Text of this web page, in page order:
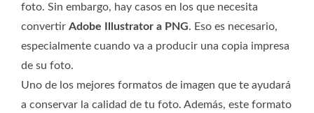
foto. Sin embargo, hay casos en los que necesita
convertir Adobe Illustrator a PNG. Eso es necesario,
especialmente cuando va a producir una copia impresa
de su foto.
Uno de los mejores formatos de imagen que te ayudará
a conservar la calidad de tu foto. Además, este formato